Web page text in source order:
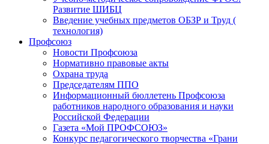
Развитие ШИБЦ
Введение учебных предметов ОБЗР и Труд (
технология)
Профсоюз
Новости Профсоюза
Нормативно правовые акты
Охрана труда
Председателям ППО
Информационный бюллетень Профсоюза
работников народного образования и науки
Российской Федерации
Газета «Мой ПРОФСОЮЗ»
Конкурс педагогического творчества «Грани